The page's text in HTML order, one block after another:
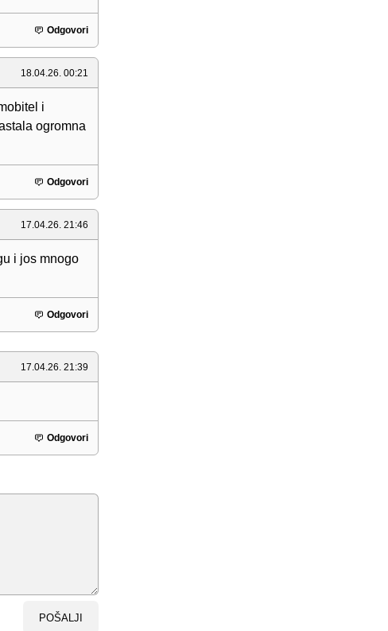
Odgovori
18.04.26. 00:21
i
ogromna
Odgovori
17.04.26. 21:46
i jos mnogo
Odgovori
17.04.26. 21:39
Odgovori
POŠALJI